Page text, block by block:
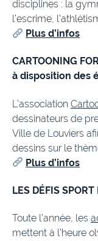
disciplines : la
l’escrime,
Plus d’infos
CARTOONING
à disposition des
L’association
dessinateurs de
Ville de Louviers
dessins sur le
Plus d’infos
LES DÉFIS
Toute l’année, les
mettent à l’heure